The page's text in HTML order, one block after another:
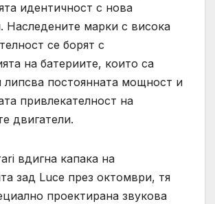
идентичност с нова
Наследените марки с висока
се борят с
на батериите, които са
постоянната мощност и
привлекателност на
двигатели.
вдигна капака на
зад Luce през октомври, тя
проектирана звукова